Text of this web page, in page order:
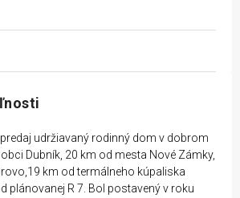
udržiavaný rodinný dom v dobrom
Dubník, 20 km od mesta Nové Zámky,
km od termálneho kúpaliska
plánovanej R 7. Bol postavený v roku